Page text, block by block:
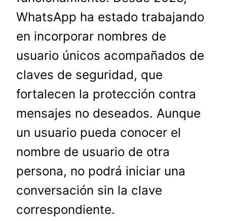
WhatsApp ha estado trabajando
en incorporar nombres de
usuario únicos acompañados de
claves de seguridad, que
fortalecen la protección contra
mensajes no deseados. Aunque
un usuario pueda conocer el
nombre de usuario de otra
persona, no podrá iniciar una
conversación sin la clave
correspondiente.